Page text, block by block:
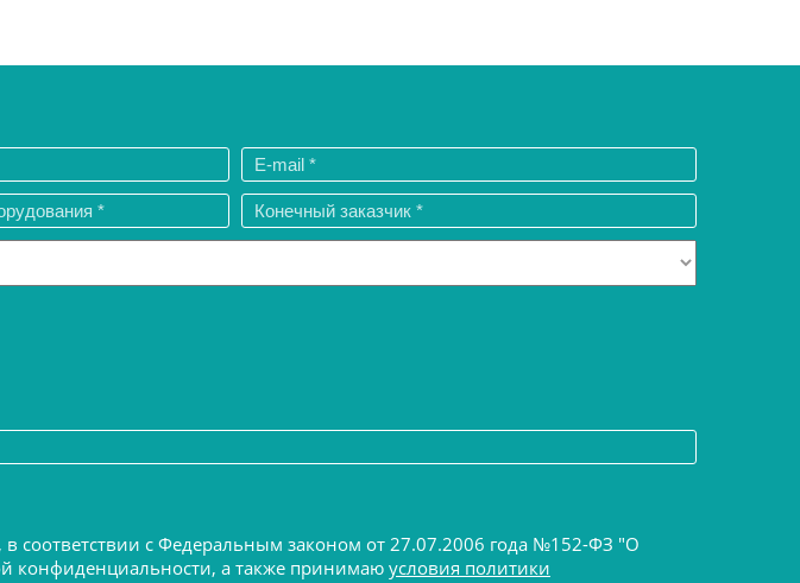
, в соответствии с Федеральным законом от 27.07.2006 года №152-ФЗ "О
конфиденциальности, а также принимаюусловия политики